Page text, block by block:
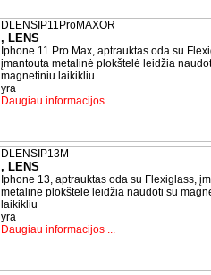
DLENSIP11ProMAXOR
, LENS
Iphone 11 Pro Max, aptrauktas oda su
įmantouta metalinė plokštelė leidžia
magnetiniu laikikliu
yra
Daugiau informacijos ...
DLENSIP13M
, LENS
Iphone 13, aptrauktas oda su Flexiglass,
metalinė plokštelė leidžia naudoti su
laikikliu
yra
Daugiau informacijos ...